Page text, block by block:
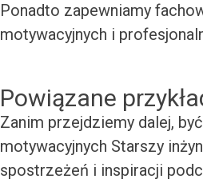
Ponadto zapewniamy
motywacyjnych i
Powiązane
Zanim przejdziemy dalej,
motywacyjnych Starszy
spostrzeżeń i inspiracji